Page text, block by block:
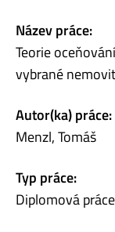
Název práce:
Teorie
vybrané
Autor(ka) práce:
Menzl, Tomáš
Typ práce:
Diplomová práce